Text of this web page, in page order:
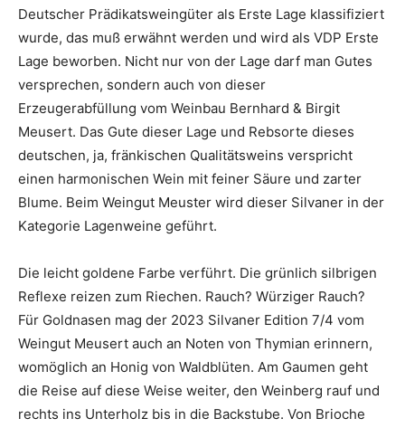
Deutscher Prädikatsweingüter als Erste Lage klassifiziert
wurde, das muß erwähnt werden und wird als VDP Erste
Lage beworben. Nicht nur von der Lage darf man Gutes
versprechen, sondern auch von dieser
Erzeugerabfüllung vom Weinbau Bernhard & Birgit
Meusert. Das Gute dieser Lage und Rebsorte dieses
deutschen, ja, fränkischen Qualitätsweins verspricht
einen harmonischen Wein mit feiner Säure und zarter
Blume. Beim Weingut Meuster wird dieser Silvaner in der
Kategorie Lagenweine geführt.
Die leicht goldene Farbe verführt. Die grünlich silbrigen
Reflexe reizen zum Riechen. Rauch? Würziger Rauch?
Für Goldnasen mag der 2023 Silvaner Edition 7/4 vom
Weingut Meusert auch an Noten von Thymian erinnern,
womöglich an Honig von Waldblüten. Am Gaumen geht
die Reise auf diese Weise weiter, den Weinberg rauf und
rechts ins Unterholz bis in die Backstube. Von Brioche